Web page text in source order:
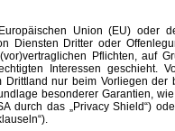
Union (EU) oder
Diensten Dritter oder
Pflichten, auf
Interessen geschieht.
nur beim Vorliegen der
besonderer Garantien,
durch das „Privacy Shield“)